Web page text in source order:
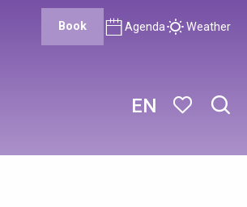
EN
Book Agenda Weather